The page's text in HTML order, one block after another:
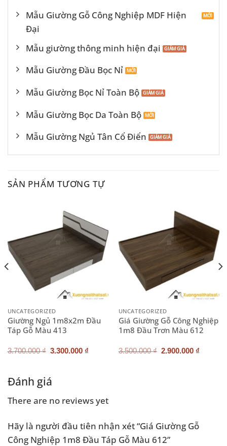
Mẫu Giường Gỗ Công Nghiệp MDF Hiện
Đại
Mẫu giường thông minh hiện đại
Mẫu Giường Đầu Bọc Nỉ
Mẫu Giường Bọc Nỉ Toàn Bộ
Mẫu Giường Bọc Da Toàn Bộ
Mẫu Giường Ngủ Tân Cổ Điển
SẢN PHẨM TƯƠNG TỰ
UNCATEGORIZED
Giường Ngủ 1m8x2m Đầu
Táp Gỗ Màu 413
3.700.000₫ Giá
3.300.000 ₫
UNCATEGORIZED
Giá Giường Gỗ Công Nghiệp
1m8 Đầu Trơn Màu 612
3.500.000₫ Giá
2.900.000 ₫
₫.
Đánh giá
There are no reviews yet
Hãy là người đầu tiên nhận xét “Giá Giường Gỗ
Công Nghiệp 1m8 Đầu Táp Gỗ Màu 612”